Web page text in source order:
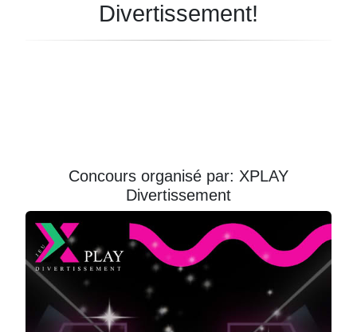
Divertissement!
Concours organisé par: XPLAY
Divertissement
*
JE
M'INSCRIS!